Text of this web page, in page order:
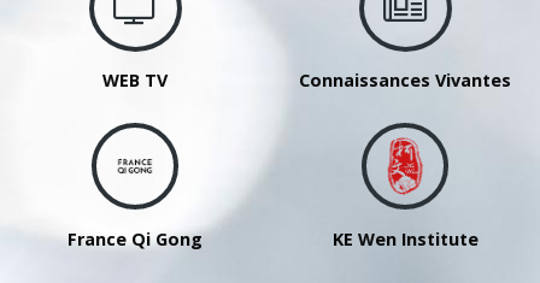
WEB TV Connaissances Vivantes
France Qi Gong KE Wen Institute